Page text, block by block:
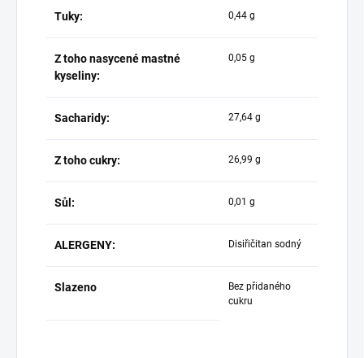
Tuky: 0,44 g
Z toho nasycené mastné
kyseliny:
0,05 g
Sacharidy: 27,64 g
Z toho cukry: 26,99 g
Sůl: 0,01 g
ALERGENY: Disiřičitan sodný
Slazeno
Bez přidaného
cukru